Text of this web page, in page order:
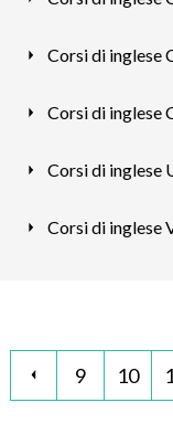
Corsi di inglese
Corsi di inglese
Corsi di inglese
Corsi di inglese
9 10